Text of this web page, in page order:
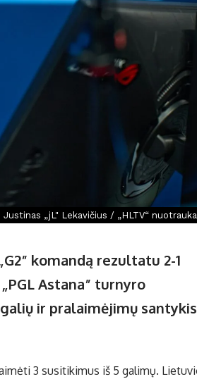
Justinas „jL" Lekavičius / „HLTV“ nuotrauka
komandą rezultatu 2-1
Astana” turnyro
ir pralaimėjimų santykis
3 susitikimus iš 5 galimų.